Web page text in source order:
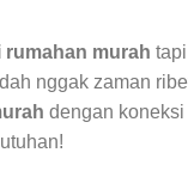
rumahan murah
nggak zaman
dengan